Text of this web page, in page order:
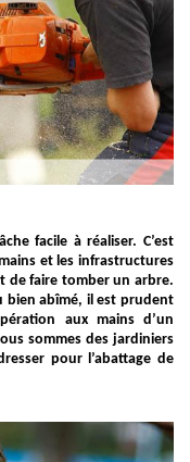
facile à réaliser. C’est
et les infrastructures
de faire tomber un arbre.
bien abîmé, il est prudent
aux mains d’un
sommes des jardiniers
pour l’abattage de